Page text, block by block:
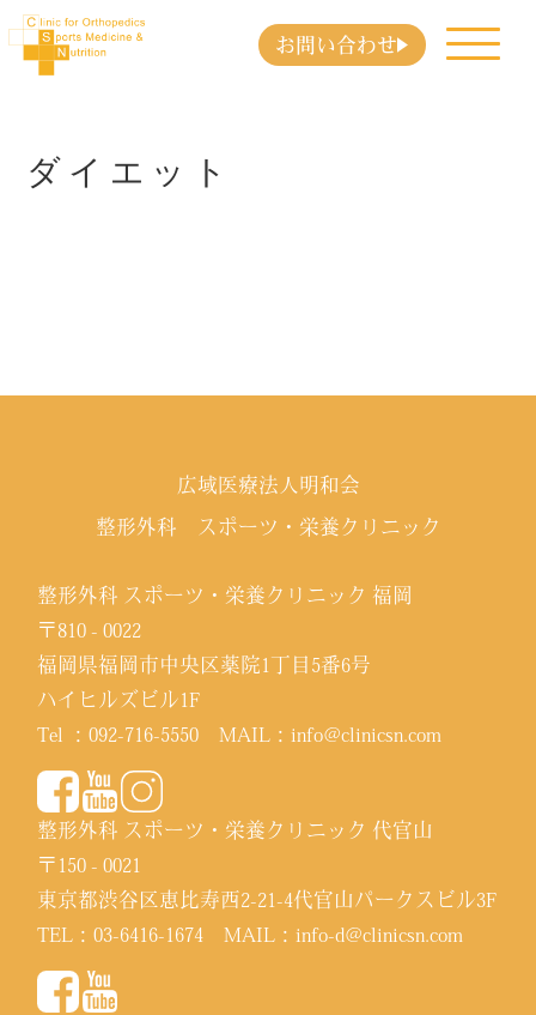
お問い合わせ
ダイエット
広域医療法人明和会
整形外科 スポーツ・栄養クリニック
整形外科 スポーツ・栄養クリニック 福岡
〒810 - 0022
福岡県福岡市中央区薬院1丁目5番6号
ハイヒルズビル1F
Tel ：092-716-5550 MAIL：info@clinicsn.com
整形外科 スポーツ・栄養クリニック 代官山
〒150 - 0021
東京都渋谷区恵比寿西2-21-4代官山パークスビル3F
TEL：03-6416-1674 MAIL：info-d@clinicsn.com